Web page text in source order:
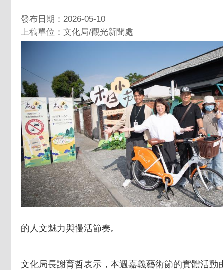
發布日期：2026-05-10
上稿單位：文化局/觀光新聞處
的人文魅力與慢活節奏。
文化局長謝育哲表示，本週嘉義藝術節的實體活